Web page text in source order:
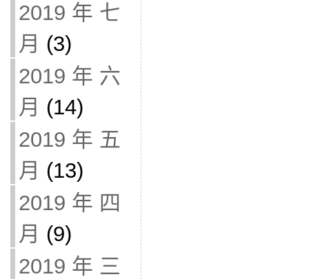
2019 年 七
月 (3)
2019 年 六
月 (14)
2019 年 五
月 (13)
2019 年 四
月 (9)
2019 年 三